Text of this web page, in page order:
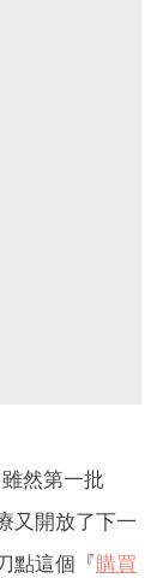
然第一批
又開放了下一
點這個『購買